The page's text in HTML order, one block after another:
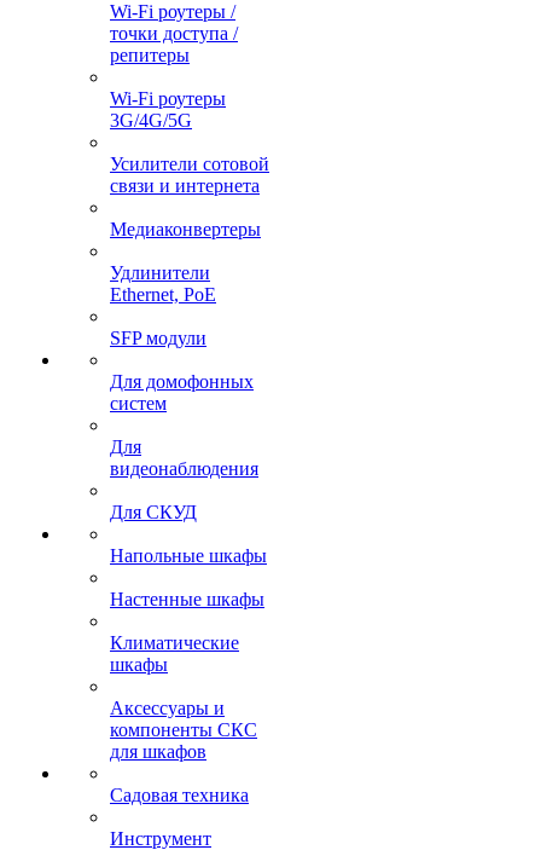
Wi-Fi роутеры /
точки доступа /
репитеры
Wi-Fi роутеры
3G/4G/5G
Усилители сотовой
связи и интернета
Медиаконвертеры
Удлинители
Ethernet, PoE
SFP модули
Для домофонных
систем
Для
видеонаблюдения
Для СКУД
Напольные шкафы
Настенные шкафы
Климатические
шкафы
Аксессуары и
компоненты СКС
для шкафов
Садовая техника
Инструмент